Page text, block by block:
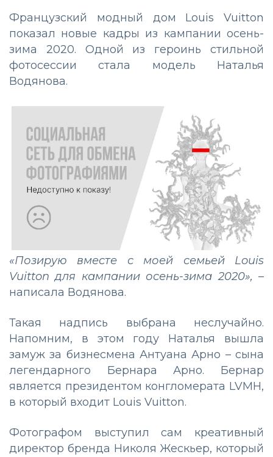
Французский модный дом Louis Vuitton
показал новые кадры из кампании осень-
зима 2020. Одной из героинь стильной
фотосессии стала модель Наталья
Водянова.
«Позирую вместе с моей семьей Louis
Vuitton для кампании осень-зима 2020», –
написала Водянова.
Такая надпись выбрана неслучайно.
Напомним, в этом году Наталья вышла
замуж за бизнесмена Антуана Арно – сына
легендарного Бернара Арно. Бернар
является президентом конгломерата LVMH,
в который входит Louis Vuitton.
Фотографом выступил сам креативный
директор бренда Николя Жескьер, который